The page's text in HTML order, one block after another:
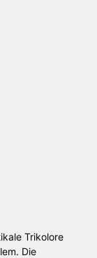
Trikolore
Die